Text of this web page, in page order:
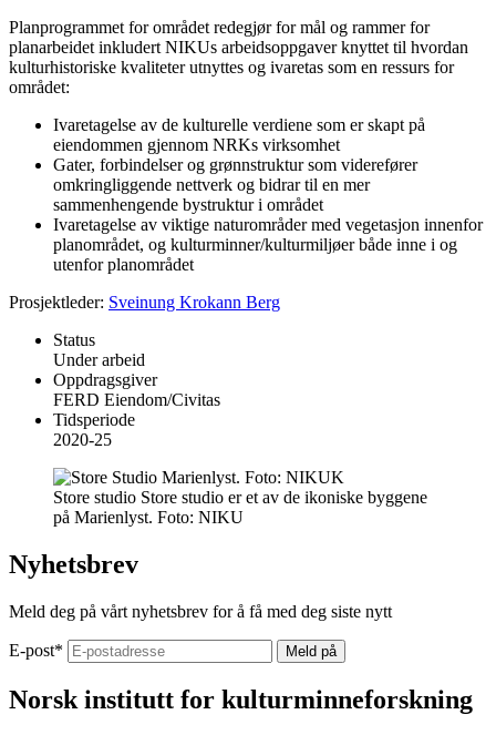
Planprogrammet for området redegjør for mål og rammer for
planarbeidet inkludert NIKUs arbeidsoppgaver knyttet til hvordan
kulturhistoriske kvaliteter utnyttes og ivaretas som en ressurs for
området:
Ivaretagelse av de kulturelle verdiene som er skapt på
eiendommen gjennom NRKs virksomhet
Gater, forbindelser og grønnstruktur som viderefører
omkringliggende nettverk og bidrar til en mer
sammenhengende bystruktur i området
Ivaretagelse av viktige naturområder med vegetasjon innenfor
planområdet, og kulturminner/kulturmiljøer både inne i og
utenfor planområdet
Prosjektleder: Sveinung Krokann Berg
Status
Under arbeid
Oppdragsgiver
FERD Eiendom/Civitas
Tidsperiode
2020-25
Store studio Store studio er et av de ikoniske byggene
på Marienlyst. Foto: NIKU
Nyhetsbrev
Meld deg på vårt nyhetsbrev for å få med deg siste nytt
E-post*
Norsk institutt for kulturminneforskning